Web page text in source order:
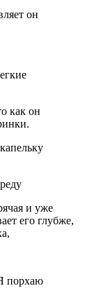
он
как он
и уже
его глубже,
порхаю